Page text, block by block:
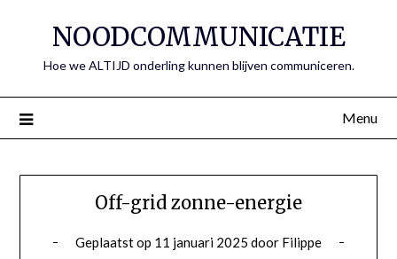
NOODCOMMUNICATIE
Hoe we ALTIJD onderling kunnen blijven communiceren.
Menu
Off-grid zonne-energie
Geplaatst op 11 januari 2025 door Filippe